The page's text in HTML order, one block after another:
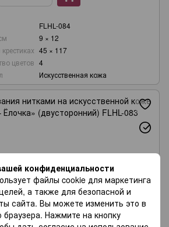
конфиденциальности
файлы cookie для маркетинга
а также для безопасной и
сайта. Вы можете изменить это в
браузера. Нажмите на кнопку
FLHL-084
9 × 12
45 × 117
цветов 4
Искусственная кожа